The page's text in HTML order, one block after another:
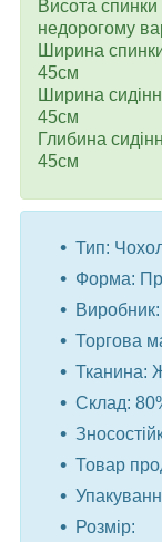
Висота
недорогому
Ширина
45см
Ширина
45см
Глибина
45см
Тип:
Форма:
Торгова
Тканина:
Склад:
Товар
Розмір: